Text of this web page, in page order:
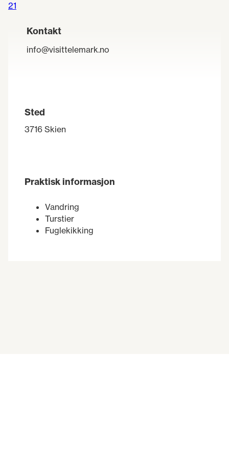
21
Kontakt
info@visittelemark.no
Sted
3716 Skien
Praktisk informasjon
Vandring
Turstier
Fuglekikking